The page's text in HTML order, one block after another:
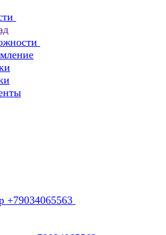
+79034065563